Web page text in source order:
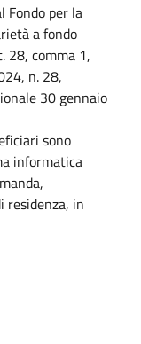
Fondo per la
a fondo
28, comma 1,
n. 28,
30 gennaio
sono
informatica
residenza, in